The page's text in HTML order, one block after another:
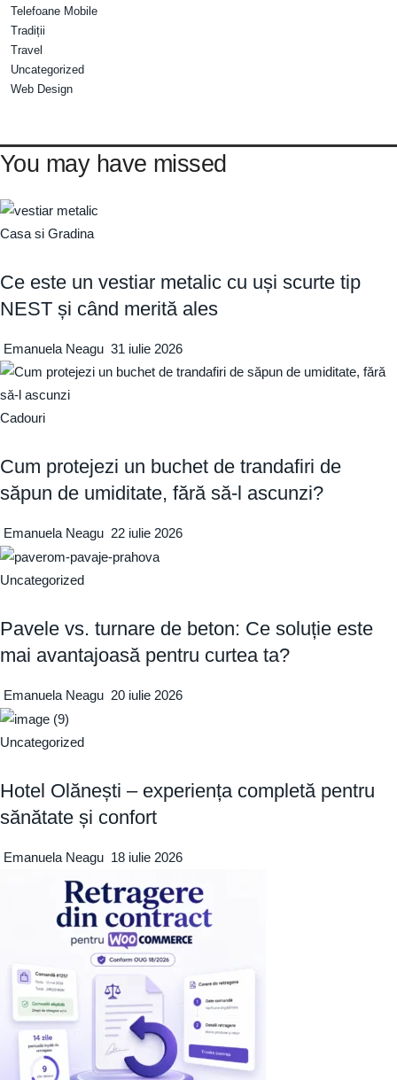
Telefoane Mobile
Tradiții
Travel
Uncategorized
Web Design
You may have missed
Casa si Gradina
Ce este un vestiar metalic cu uși scurte tip
NEST și când merită ales
Emanuela Neagu 31 iulie 2026
Cadouri
Cum protejezi un buchet de trandafiri de
săpun de umiditate, fără să-l ascunzi?
Emanuela Neagu 22 iulie 2026
Uncategorized
Pavele vs. turnare de beton: Ce soluție este
mai avantajoasă pentru curtea ta?
Emanuela Neagu 20 iulie 2026
Uncategorized
Hotel Olănești – experiența completă pentru
sănătate și confort
Emanuela Neagu 18 iulie 2026